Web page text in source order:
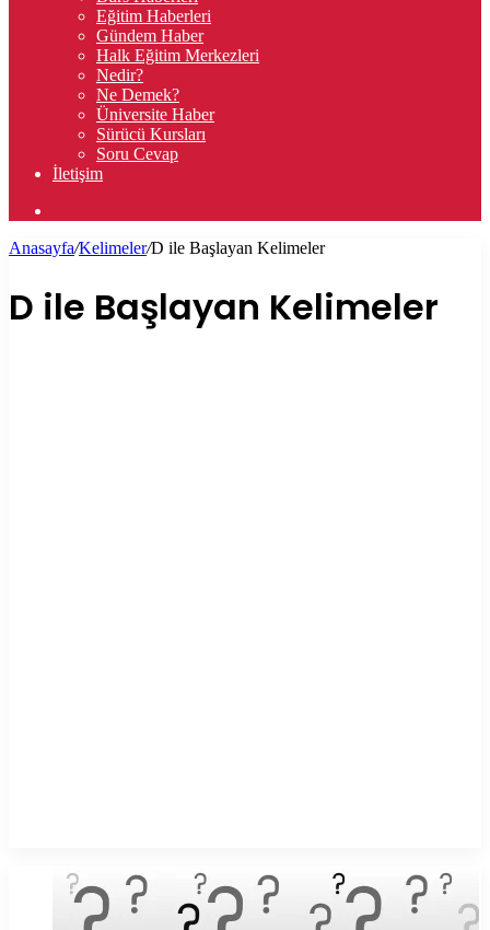
Eğitim Haberleri
Gündem Haber
Halk Eğitim Merkezleri
Nedir?
Ne Demek?
Üniversite Haber
Sürücü Kursları
Soru Cevap
İletişim
...
Anasayfa/Kelimeler/D ile Başlayan Kelimeler
D ile Başlayan Kelimeler